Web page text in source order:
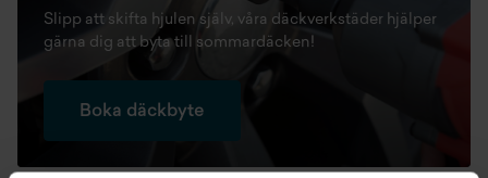
Slipp att skifta hjulen själv, våra däckverkstäder hjälper
gärna dig att byta till sommardäcken!
Boka däckbyte